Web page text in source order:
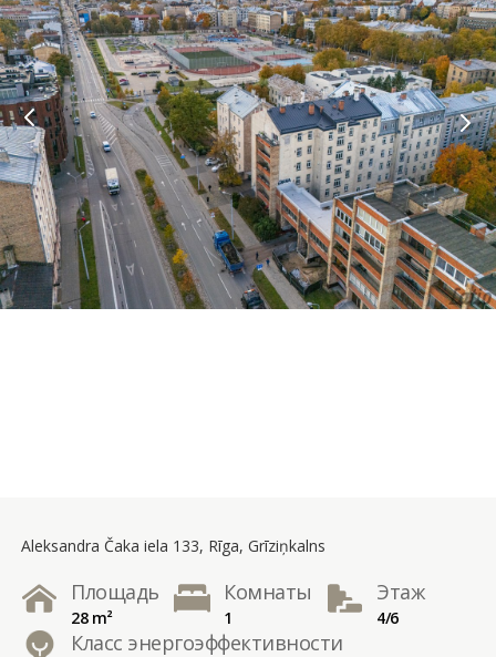
Aleksandra Čaka iela 133, Rīga, Grīziņkalns
Площадь
28 m²
Комнаты
1
Этаж
4/6
Класс энергоэффективности